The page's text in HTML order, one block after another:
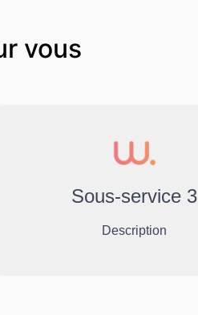
vous
Sous-service 3
Description